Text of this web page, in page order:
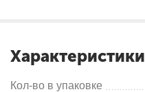
Характеристики
Кол-во в упаковке